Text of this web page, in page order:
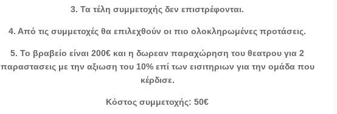
3. Τα τέλη συμμετοχής δεν επιστρέφονται.
4. Από τις συμμετοχές θα επιλεχθούν οι πιο ολοκληρωμένες προτάσεις.
5. Το βραβείο είναι 200€ και η δωρεαν παραχώρηση του θεατρου για 2
παραστασεις με την αξιωση του 10% επί των εισιτηριων για την ομάδα που
κέρδισε.
Κόστος συμμετοχής: 50€